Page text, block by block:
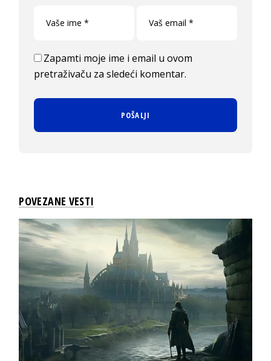
Zapamti moje ime i email u ovom
pretraživaču za sledeći komentar.
POVEZANE VESTI